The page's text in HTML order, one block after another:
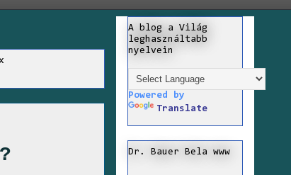
A blog a Világ
leghasználtabb
nyelvein
Powered by
Translate
Dr. Bauer Bela www